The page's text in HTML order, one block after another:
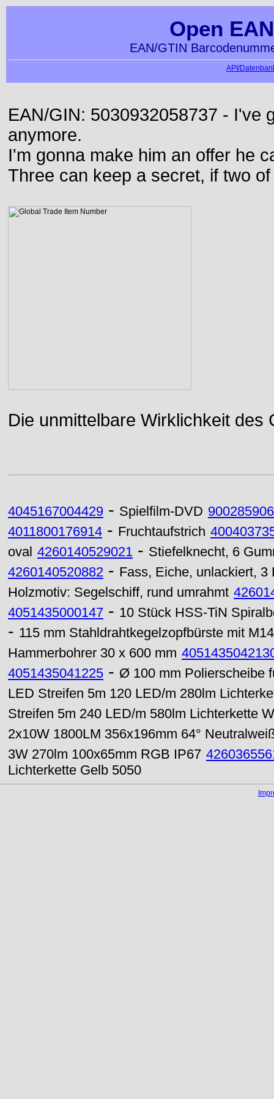
Open
EAN/GTIN
API/
EAN/GIN: 5030932058737 - I've
anymore.
I'm gonna make him an offer he
Three can keep a secret, if two
Die unmittelbare Wirklichkeit des
4045167004429 - Spielfilm-DVD
4011800176914 - Fruchtaufstrich
oval 4260140529021 - Stiefelknecht, 6
4260140520882 - Fass, Eiche, unlackiert,
Holzmotiv: Segelschiff, rund umrahmt
4051435000147 - 10 Stück HSS-TiN
- 115 mm Stahldrahtkegelzopfbürste mit
Hammerbohrer 30 x 600 mm
4051435041225 - Ø 100 mm Polierscheibe
LED Streifen 5m 120 LED/m 280lm
Streifen 5m 240 LED/m 580lm Lichterkette
2x10W 1800LM 356x196mm 64°
3W 270lm 100x65mm RGB IP67
Lichterkette Gelb 5050